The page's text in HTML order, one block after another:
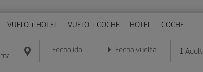
VUELO + HOTEL VUELO + COCHE HOTEL COCHE
Fecha ida
Introduce la fecha en formato día/mes/año
Fecha vuelta
Introduce la fecha en formato
1